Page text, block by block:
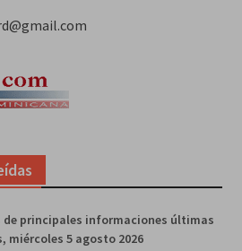
de principales informaciones últimas
miércoles 5 agosto 2026